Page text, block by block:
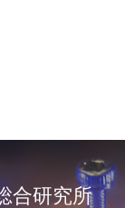
合研究所